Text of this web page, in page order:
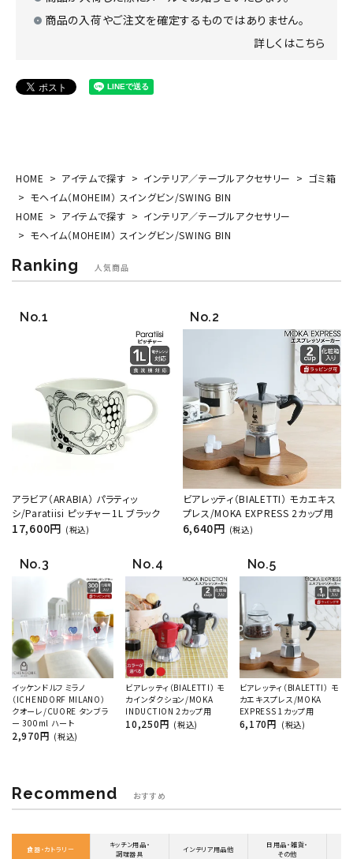
商品の入荷やご注文を確定するものではありません。
詳しくはこちら
HOME アイテムで探す インテリア／テーブルアクセサリー
ゴミ箱
モヘイム（MOHEIM） スイングビン/SWING BIN
HOME
アイテムで探す
インテリア／テーブルアクセサリー
モヘイム（MOHEIM） スイングビン/SWING BIN
Ranking 人気商品
アラビア（ARABIA） パラティッ
シ/Paratiisi ピッチャー1L ブラック
17,600円 (税込)
ビアレッティ（BIALETTI） モカエキス
プレス/MOKA EXPRESS 2カップ用
6,640円 (税込)
イッケンドルフ ミラノ
（ICHENDORF MILANO）
クオーレ/CUORE タンブラ
ー 300ml ハート
2,970円 (税込)
ビアレッティ（BIALETTI） モ
カインダクション/MOKA
INDUCTION 2カップ用
10,250円 (税込)
ビアレッティ（BIALETTI） モ
カエキスプレス/MOKA
EXPRESS 1カップ用
6,170円 (税込)
Recommend おすすめ
食器・カトラリー
キッチン用品・
調理器具
インテリア用品他
日用品・雑貨・
その他